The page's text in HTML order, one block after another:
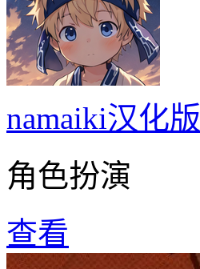
namaiki汉化版
角色扮演
查看